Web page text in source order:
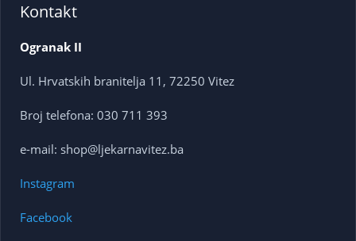
Kontakt
Ogranak II
Ul. Hrvatskih branitelja 11, 72250 Vitez
Broj telefona: 030 711 393
e-mail: shop@ljekarnavitez.ba
Instagram
Facebook